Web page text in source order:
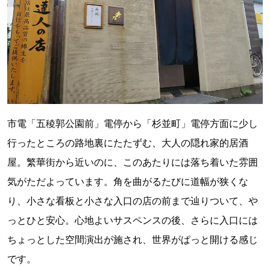
市電「五稜郭公園前」電停から「杉並町」電停方面に少し
行ったところの路地裏にたたずむ、大人の隠れ家的居酒
屋。繁華街から近いのに、このあたりには落ち着いた雰囲
気がただよっています。角を曲がるたびに道幅が狭くな
り、小さな看板と小さな入口の店の前まで辿りついて、や
っとひと安心。心地よいサスペンスの後、さらに入口には
ちょっとした空間演出が施され、世界がぱっと開ける感じ
です。